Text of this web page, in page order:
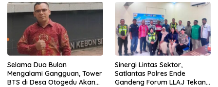
Selama Dua Bulan
Mengalami Gangguan, Tower
BTS di Desa Otogedu Akan
Sinergi Lintas Sektor,
Satlantas Polres Ende
Gandeng Forum LLAJ Tekan